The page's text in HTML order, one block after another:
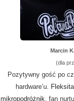
Marcin
(dla
Pozytywny gość po
hardware’u.
mikropodróżnik, fan nurtu